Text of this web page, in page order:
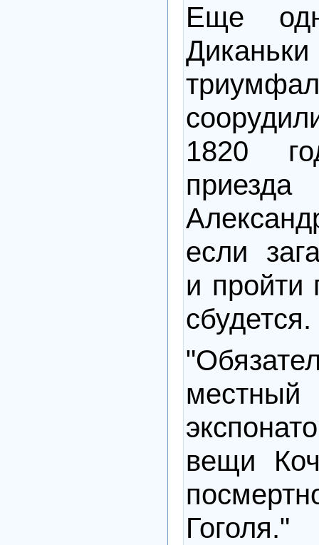
Еще
1820
если
и пройти
сбудется.
местный
вещи
Гоголя."